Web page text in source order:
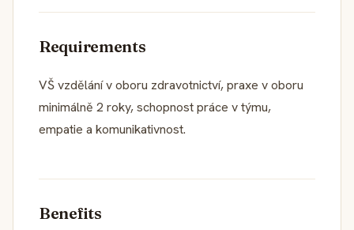
Requirements
VŠ vzdělání v oboru zdravotnictví, praxe v oboru
minimálně 2 roky, schopnost práce v týmu,
empatie a komunikativnost.
Benefits